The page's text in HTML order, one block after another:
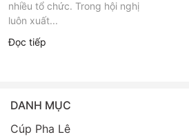
nhiều tổ chức. Trong hội nghị
luôn xuất...
Đọc tiếp
DANH MỤC
Cúp Pha Lê